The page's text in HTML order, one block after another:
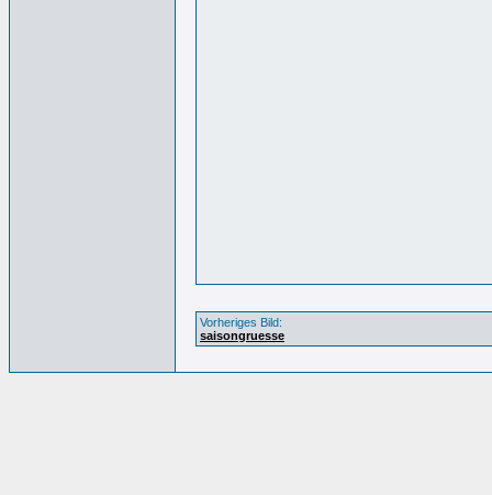
Vorheriges Bild:
saisongruesse